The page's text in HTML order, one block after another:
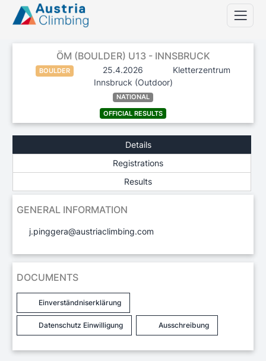
ÖM (BOULDER) U13 - INNSBRUCK
BOULDER 25.4.2026
Kletterzentrum
Innsbruck (Outdoor)
NATIONAL
OFFICIAL RESULTS
Details
Registrations
Results
GENERAL INFORMATION
j.pinggera@austriaclimbing.com
DOCUMENTS
Einverständniserklärung
Datenschutz Einwilligung Ausschreibung